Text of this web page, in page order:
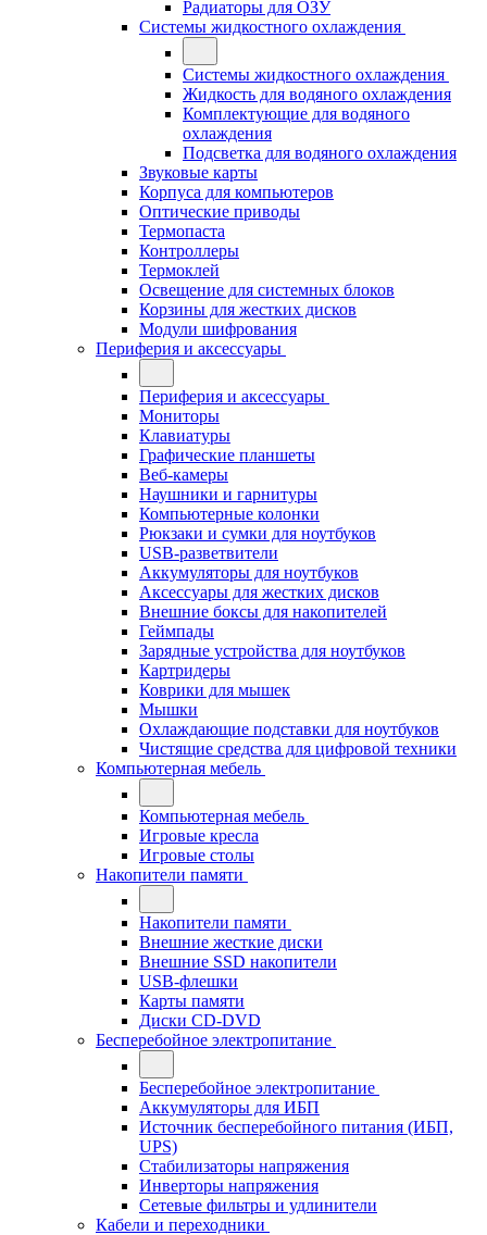
Радиаторы для ОЗУ
Системы жидкостного охлаждения
Системы жидкостного охлаждения
Жидкость для водяного охлаждения
Комплектующие для водяного
охлаждения
Подсветка для водяного охлаждения
Звуковые карты
Корпуса для компьютеров
Оптические приводы
Термопаста
Контроллеры
Термоклей
Освещение для системных блоков
Корзины для жестких дисков
Модули шифрования
Периферия и аксессуары
Периферия и аксессуары
Мониторы
Клавиатуры
Графические планшеты
Веб-камеры
Наушники и гарнитуры
Компьютерные колонки
Рюкзаки и сумки для ноутбуков
USB-разветвители
Аккумуляторы для ноутбуков
Аксессуары для жестких дисков
Внешние боксы для накопителей
Геймпады
Зарядные устройства для ноутбуков
Картридеры
Коврики для мышек
Мышки
Охлаждающие подставки для ноутбуков
Чистящие средства для цифровой техники
Компьютерная мебель
Компьютерная мебель
Игровые кресла
Игровые столы
Накопители памяти
Накопители памяти
Внешние жесткие диски
Внешние SSD накопители
USB-флешки
Карты памяти
Диски CD-DVD
Бесперебойное электропитание
Бесперебойное электропитание
Аккумуляторы для ИБП
Источник бесперебойного питания (ИБП,
UPS)
Стабилизаторы напряжения
Инверторы напряжения
Сетевые фильтры и удлинители
Кабели и переходники